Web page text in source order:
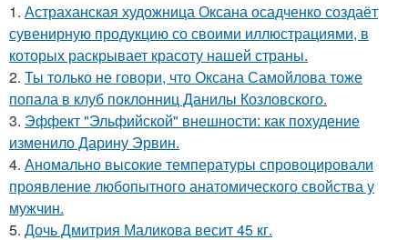
1. Астраханская художница Оксана осадченко создаёт
сувенирную продукцию со своими иллюстрациями, в
которых раскрывает красоту нашей страны.
2. Ты только не говори, что Оксана Самойлова тоже
попала в клуб поклонниц Данилы Козловского.
3. Эффект "Эльфийской" внешности: как похудение
изменило Дарину Эрвин.
4. Аномально высокие температуры спровоцировали
проявление любопытного анатомического свойства у
мужчин.
5. Дочь Дмитрия Маликова весит 45 кг.